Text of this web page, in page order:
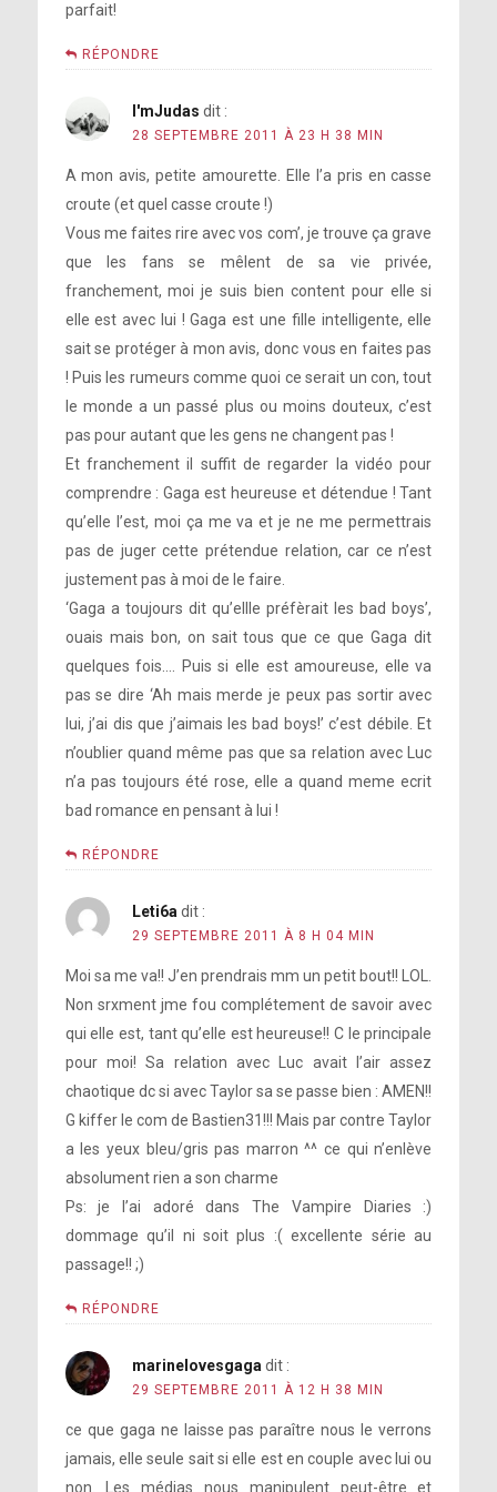
parfait!
RÉPONDRE
I'mJudas dit :
28 SEPTEMBRE 2011 À 23 H 38 MIN
A mon avis, petite amourette. Elle l’a pris en casse
croute (et quel casse croute !)
Vous me faites rire avec vos com’, je trouve ça grave
que les fans se mêlent de sa vie privée,
franchement, moi je suis bien content pour elle si
elle est avec lui ! Gaga est une fille intelligente, elle
sait se protéger à mon avis, donc vous en faites pas
! Puis les rumeurs comme quoi ce serait un con, tout
le monde a un passé plus ou moins douteux, c’est
pas pour autant que les gens ne changent pas !
Et franchement il suffit de regarder la vidéo pour
comprendre : Gaga est heureuse et détendue ! Tant
qu’elle l’est, moi ça me va et je ne me permettrais
pas de juger cette prétendue relation, car ce n’est
justement pas à moi de le faire.
‘Gaga a toujours dit qu’ellle préfèrait les bad boys’,
ouais mais bon, on sait tous que ce que Gaga dit
quelques fois…. Puis si elle est amoureuse, elle va
pas se dire ‘Ah mais merde je peux pas sortir avec
lui, j’ai dis que j’aimais les bad boys!’ c’est débile. Et
n’oublier quand même pas que sa relation avec Luc
n’a pas toujours été rose, elle a quand meme ecrit
bad romance en pensant à lui !
RÉPONDRE
Leti6a dit :
29 SEPTEMBRE 2011 À 8 H 04 MIN
Moi sa me va!! J’en prendrais mm un petit bout!! LOL.
Non srxment jme fou complétement de savoir avec
qui elle est, tant qu’elle est heureuse!! C le principale
pour moi! Sa relation avec Luc avait l’air assez
chaotique dc si avec Taylor sa se passe bien : AMEN!!
G kiffer le com de Bastien31!!! Mais par contre Taylor
a les yeux bleu/gris pas marron ^^ ce qui n’enlève
absolument rien a son charme
Ps: je l’ai adoré dans The Vampire Diaries :)
dommage qu’il ni soit plus :( excellente série au
passage!! ;)
RÉPONDRE
marinelovesgaga dit :
29 SEPTEMBRE 2011 À 12 H 38 MIN
ce que gaga ne laisse pas paraître nous le verrons
jamais, elle seule sait si elle est en couple avec lui ou
non. Les médias nous manipulent peut-être et